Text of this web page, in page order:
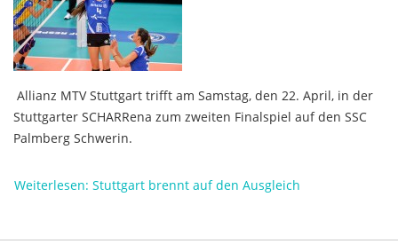
Allianz MTV Stuttgart trifft am Samstag, den 22. April, in der
Stuttgarter SCHARRena zum zweiten Finalspiel auf den SSC
Palmberg Schwerin.
Weiterlesen: Stuttgart brennt auf den Ausgleich